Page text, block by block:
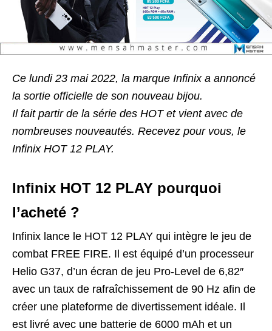
Ce lundi 23 mai 2022, la marque Infinix a annoncé
la sortie officielle de son nouveau bijou.
Il fait partir de la série des HOT et vient avec de
nombreuses nouveautés. Recevez pour vous, le
Infinix HOT 12 PLAY.
Infinix HOT 12 PLAY pourquoi
l’acheté ?
Infinix lance le HOT 12 PLAY qui intègre le jeu de
combat FREE FIRE. Il est équipé d’un processeur
Helio G37, d’un écran de jeu Pro-Level de 6,82″
avec un taux de rafraîchissement de 90 Hz afin de
créer une plateforme de divertissement idéale. Il
est livré avec une batterie de 6000 mAh et un